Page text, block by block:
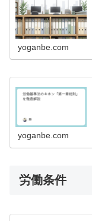
yoganbe.com
yoganbe.com
労働条件